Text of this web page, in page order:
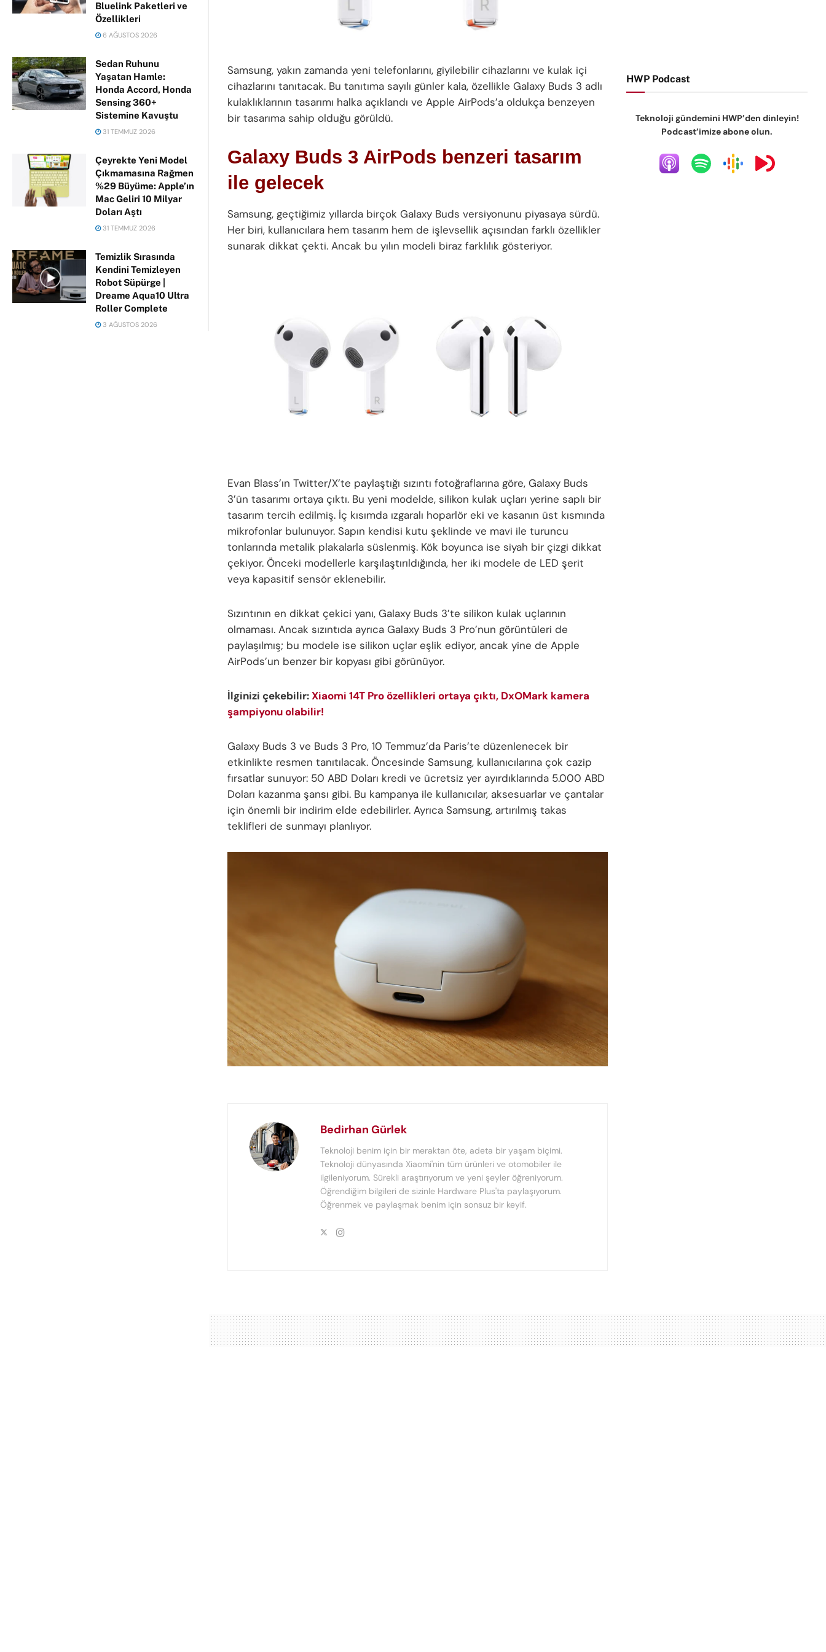
Bluelink Paketleri ve
Özellikleri
6 AĞUSTOS 2026
Sedan Ruhunu
Yaşatan Hamle:
Honda Accord, Honda
Sensing 360+
Sistemine Kavuştu
31 TEMMUZ 2026
Çeyrekte Yeni Model
Çıkmamasına Rağmen
%29 Büyüme: Apple’ın
Mac Geliri 10 Milyar
Doları Aştı
31 TEMMUZ 2026
Temizlik Sırasında
Kendini Temizleyen
Robot Süpürge |
Dreame Aqua10 Ultra
Roller Complete
3 AĞUSTOS 2026
Samsung, yakın zamanda yeni telefonlarını, giyilebilir cihazlarını ve kulak içi
cihazlarını tanıtacak. Bu tanıtıma sayılı günler kala, özellikle Galaxy Buds 3 adlı
kulaklıklarının tasarımı halka açıklandı ve Apple AirPods’a oldukça benzeyen
bir tasarıma sahip olduğu görüldü.
Galaxy Buds 3 AirPods benzeri tasarım
ile gelecek
Samsung, geçtiğimiz yıllarda birçok Galaxy Buds versiyonunu piyasaya sürdü.
Her biri, kullanıcılara hem tasarım hem de işlevsellik açısından farklı özellikler
sunarak dikkat çekti. Ancak bu yılın modeli biraz farklılık gösteriyor.
Evan Blass’ın Twitter/X’te paylaştığı sızıntı fotoğraflarına göre, Galaxy Buds
3’ün tasarımı ortaya çıktı. Bu yeni modelde, silikon kulak uçları yerine saplı bir
tasarım tercih edilmiş. İç kısımda ızgaralı hoparlör eki ve kasanın üst kısmında
mikrofonlar bulunuyor. Sapın kendisi kutu şeklinde ve mavi ile turuncu
tonlarında metalik plakalarla süslenmiş. Kök boyunca ise siyah bir çizgi dikkat
çekiyor. Önceki modellerle karşılaştırıldığında, her iki modele de LED şerit
veya kapasitif sensör eklenebilir.
Sızıntının en dikkat çekici yanı, Galaxy Buds 3’te silikon kulak uçlarının
olmaması. Ancak sızıntıda ayrıca Galaxy Buds 3 Pro’nun görüntüleri de
paylaşılmış; bu modele ise silikon uçlar eşlik ediyor, ancak yine de Apple
AirPods’un benzer bir kopyası gibi görünüyor.
İlginizi çekebilir:Xiaomi 14T Pro özellikleri ortaya çıktı, DxOMark kamera
şampiyonu olabilir!
Galaxy Buds 3 ve Buds 3 Pro, 10 Temmuz’da Paris’te düzenlenecek bir
etkinlikte resmen tanıtılacak. Öncesinde Samsung, kullanıcılarına çok cazip
fırsatlar sunuyor: 50 ABD Doları kredi ve ücretsiz yer ayırdıklarında 5.000 ABD
Doları kazanma şansı gibi. Bu kampanya ile kullanıcılar, aksesuarlar ve çantalar
için önemli bir indirim elde edebilirler. Ayrıca Samsung, artırılmış takas
teklifleri de sunmayı planlıyor.
Bedirhan Gürlek
Teknoloji benim için bir meraktan öte, adeta bir yaşam biçimi.
Teknoloji dünyasında Xiaomi'nin tüm ürünleri ve otomobiler ile
ilgileniyorum. Sürekli araştırıyorum ve yeni şeyler öğreniyorum.
Öğrendiğim bilgileri de sizinle Hardware Plus'ta paylaşıyorum.
Öğrenmek ve paylaşmak benim için sonsuz bir keyif.
HWP Podcast
Teknoloji gündemini HWP’den dinleyin!
Podcast’imize abone olun.